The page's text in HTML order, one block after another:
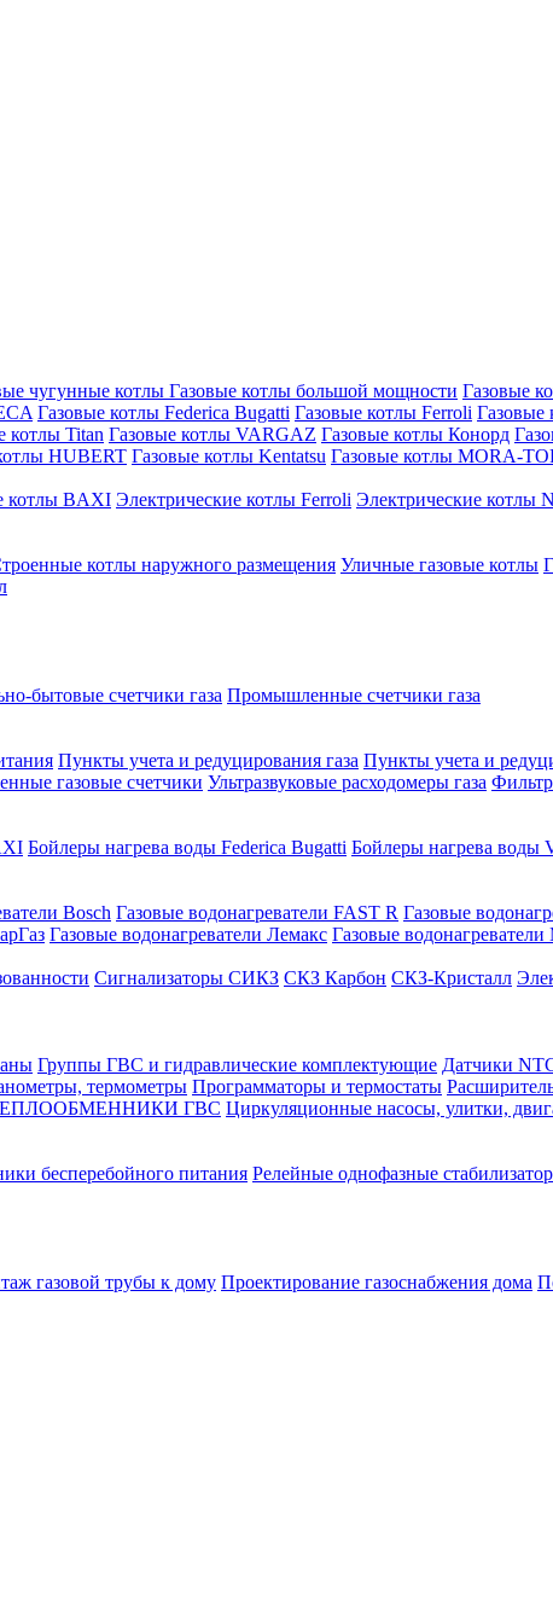
чугунные котлы Газовые котлы большой мощности Газовые
Газовые котлы Federica Bugatti Газовые котлы Ferroli Газовые
котлы Titan Газовые котлы VARGAZ Газовые котлы Конорд
HUBERT Газовые котлы Kentatsu Газовые котлы MORA-
котлы BAXI Электрические котлы Ferroli Электрические котлы
котлы наружного размещения Уличные газовые котлы
бытовые счетчики газа Промышленные счетчики газа
Пункты учета и редуцирования газа Пункты учета и
газовые счетчики Ультразвуковые расходомеры газа
Бойлеры нагрева воды Federica Bugatti Бойлеры нагрева воды
Bosch Газовые водонагреватели FAST R Газовые
Газовые водонагреватели Лемакс Газовые
Сигнализаторы СИКЗ СКЗ Карбон СКЗ-Кристалл
Группы ГВС и гидравлические комплектующие Датчики
термометры Программаторы и термостаты
ГВС Циркуляционные насосы, улитки,
бесперебойного питания Релейные однофазные
газовой трубы к дому Проектирование газоснабжения дома